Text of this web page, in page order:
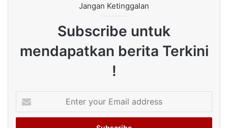
Jangan Ketinggalan
Subscribe untuk
mendapatkan berita Terkini
!
your
Email